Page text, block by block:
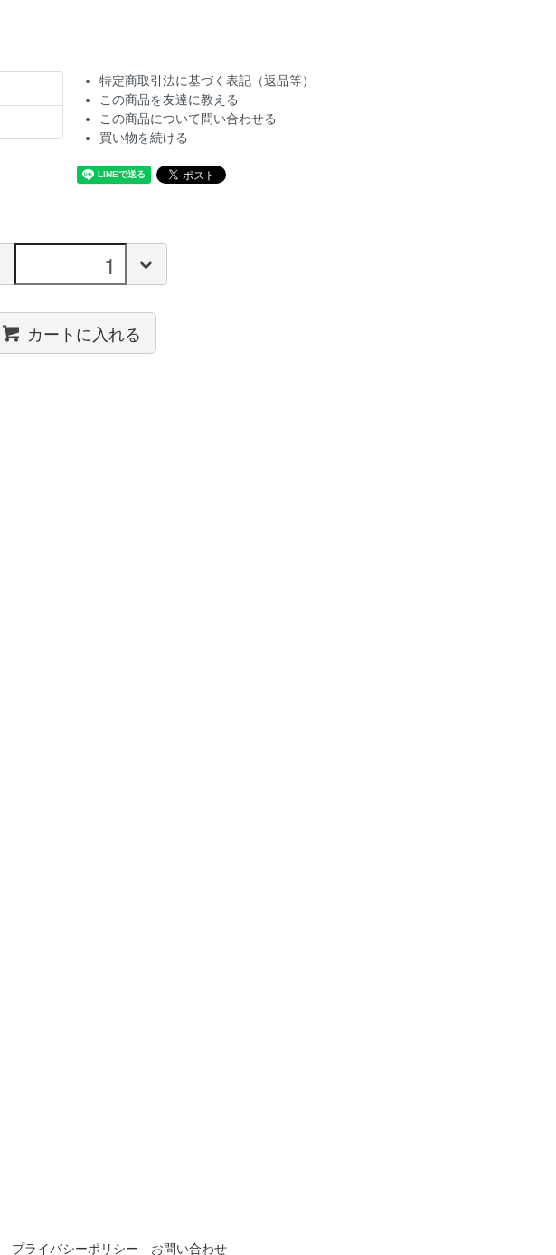
特定商取引法に基づく表記（返品等）
この商品を友達に教える
この商品について問い合わせる
買い物を続ける
カートに入れる
プライバシーポリシー お問い合わせ